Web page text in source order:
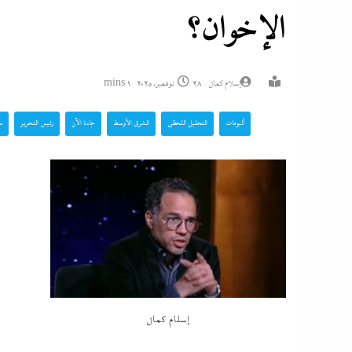
الإخوان؟
إسلام كمال 28 نوفمبر، 2025 1 mins
ألبومات التحليل اللحظي الشرق الأوسط جاءنا الآن رئيس التحرير
إسلام كمال